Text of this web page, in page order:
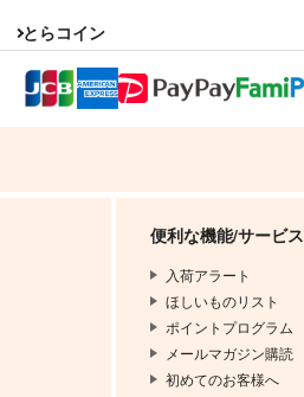
とらコイン
便利な機能/サービス
入荷アラート
ほしいものリスト
ポイントプログラム
メールマガジン購読
初めてのお客様へ